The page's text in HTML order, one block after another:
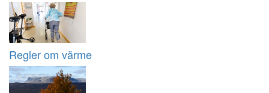
Regler om värme